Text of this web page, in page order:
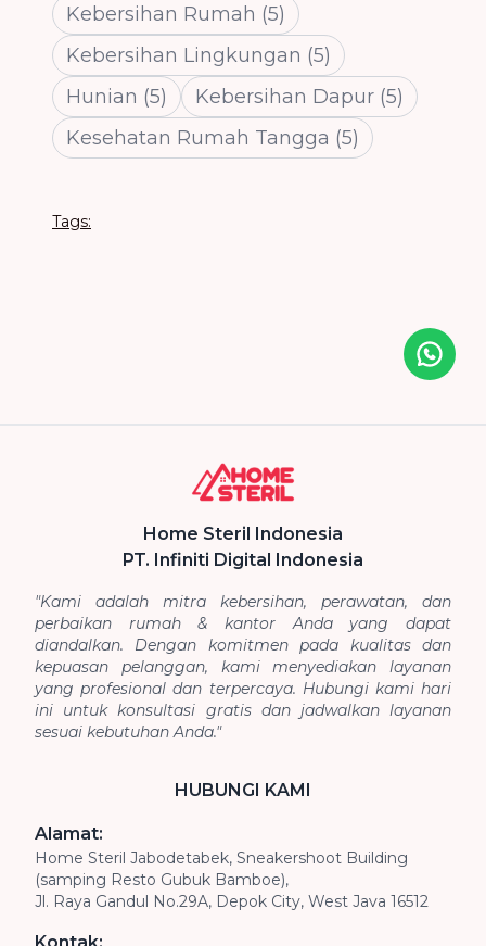
Kebersihan Rumah (5)
Kebersihan Lingkungan (5)
Hunian (5) Kebersihan Dapur (5)
Kesehatan Rumah Tangga (5)
Tags:
Icon
Home Steril Indonesia
PT. Infiniti Digital Indonesia
"Kami adalah mitra kebersihan, perawatan, dan
perbaikan rumah & kantor Anda yang dapat
diandalkan. Dengan komitmen pada kualitas dan
kepuasan pelanggan, kami menyediakan layanan
yang profesional dan terpercaya. Hubungi kami hari
ini untuk konsultasi gratis dan jadwalkan layanan
sesuai kebutuhan Anda."
HUBUNGI KAMI
Alamat:
Home Steril Jabodetabek, Sneakershoot Building
(samping Resto Gubuk Bamboe),
Jl. Raya Gandul No.29A, Depok City, West Java 16512